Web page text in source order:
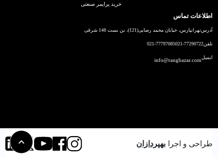
خرید پرایمر صنعتی
اطلاعات تماس
آدرستهرانپارس، خیابان محمد رضایی(121)، بن بست 148 شرقی
تلفن021-77290722
021-77797085
ایمیلinfo@rangbazar.com
طراحی و اجرا بهپردازان